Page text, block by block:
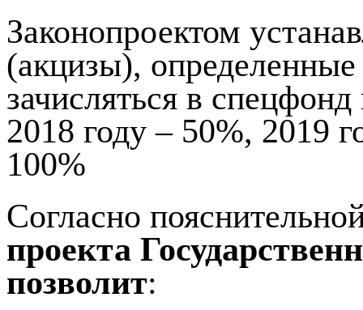
Законопроектом
(акцизы),
зачисляться в
2018 году – 50%, 2019
100%
Согласно
проекта
позволит: